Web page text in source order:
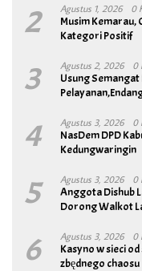
2 Agustus 1, 2026 0
Musim Kemarau,
Kategori Positif
3 Agustus 2, 2026 0
Usung
4 Agustus 3, 2026 0
NasDem DPD
Kedungwaringin
5 Agustus 3, 2026 0
Anggota Dishub
Dorong Walkot
6 Agustus 3, 2026 0
Kasyno w sieci
zbędnego chaosu